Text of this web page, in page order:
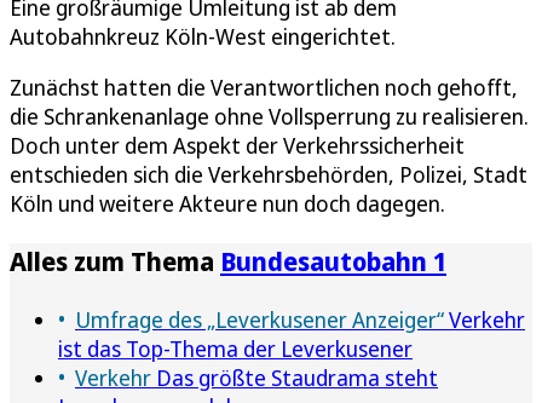
Eine großräumige Umleitung ist ab dem
Autobahnkreuz Köln-West eingerichtet.
Zunächst hatten die Verantwortlichen noch gehofft,
die Schrankenanlage ohne Vollsperrung zu realisieren.
Doch unter dem Aspekt der Verkehrssicherheit
entschieden sich die Verkehrsbehörden, Polizei, Stadt
Köln und weitere Akteure nun doch dagegen.
Alles zum Thema Bundesautobahn 1
Umfrage des „Leverkusener Anzeiger“Verkehr
ist das Top-Thema der Leverkusener
Verkehr Das größte Staudrama steht